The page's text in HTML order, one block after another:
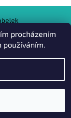
vyhrazena
procházením
používáním.